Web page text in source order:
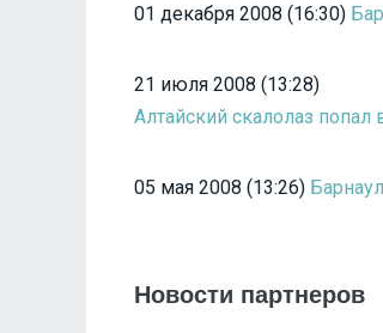
01 декабря 2008 (16:30)
21 июля 2008 (13:28)
Алтайский скалолаз
05 мая 2008 (13:26)
Новости партнеров